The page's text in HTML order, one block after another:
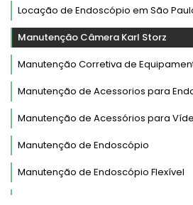
Locação de Endoscópio em São
Manutenção Câmera Karl Storz
Manutenção Corretiva de
Manutenção de Acessorios para
Manutenção de Acessórios para
Manutenção de Endoscópio
Manutenção de Endoscópio Flexível